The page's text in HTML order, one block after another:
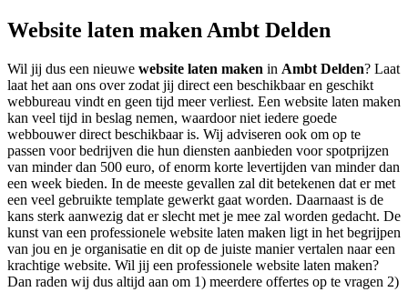
Website laten maken Ambt Delden
Wil jij dus een nieuwe website laten maken in Ambt Delden? Laat
laat het aan ons over zodat jij direct een beschikbaar en geschikt
webbureau vindt en geen tijd meer verliest. Een website laten maken
kan veel tijd in beslag nemen, waardoor niet iedere goede
webbouwer direct beschikbaar is. Wij adviseren ook om op te
passen voor bedrijven die hun diensten aanbieden voor spotprijzen
van minder dan 500 euro, of enorm korte levertijden van minder dan
een week bieden. In de meeste gevallen zal dit betekenen dat er met
een veel gebruikte template gewerkt gaat worden. Daarnaast is de
kans sterk aanwezig dat er slecht met je mee zal worden gedacht. De
kunst van een professionele website laten maken ligt in het begrijpen
van jou en je organisatie en dit op de juiste manier vertalen naar een
krachtige website. Wil jij een professionele website laten maken?
Dan raden wij dus altijd aan om 1) meerdere offertes op te vragen 2)